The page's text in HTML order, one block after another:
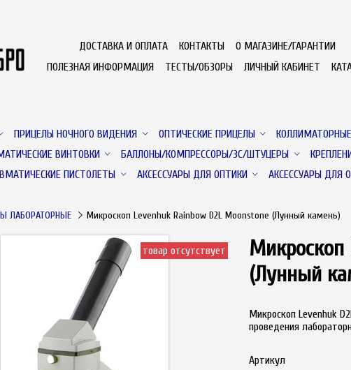
ДОСТАВКА И ОПЛАТА КОНТАКТЫ
О МАГАЗИНЕ/ГАРАНТИИ
ПОЛЕЗНАЯ ИНФОРМАЦИЯ
ТЕСТЫ/ОБЗОРЫ ЛИЧНЫЙ КАБИНЕТ
ПРИЦЕЛЫ НОЧНОГО ВИДЕНИЯ ОПТИЧЕСКИЕ ПРИЦЕЛЫ
ВИНТОВКИ БАЛЛОНЫ/КОМПРЕССОРЫ/ЗС/ШТУЦЕРЫ
ПИСТОЛЕТЫ АКСЕССУАРЫ ДЛЯ ОПТИКИ АКСЕССУАРЫ ДЛЯ
ЛАБОРАТОРНЫЕ Микроскоп Levenhuk Rainbow D2L Moonstone (Лунный камень)
товар отсутствует
Микроскоп
(Лунный
Микроскоп Levenhuk
проведения
Артикул